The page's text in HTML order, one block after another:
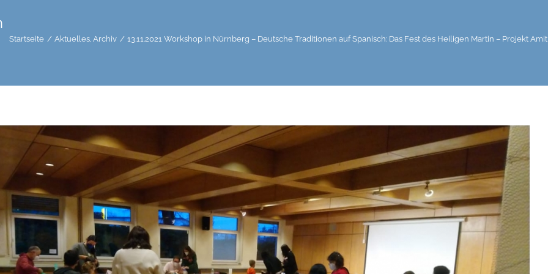
Startseite Aktuelles Archiv 13.11.2021 Workshop in Nürnberg – Deutsche Traditionen auf Spanisch: Das Fest des Heiligen Martin – Projekt Amit